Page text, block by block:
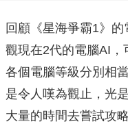
回顧《星海爭霸1》
觀現在2代的電腦AI，
各個電腦等級分別相
是令人嘆為觀止，光
大量的時間去嘗試攻